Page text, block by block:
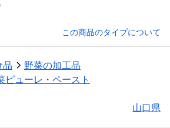
この商品のタイプについて
品
野菜の加工品
ピューレ・ペースト
山口県